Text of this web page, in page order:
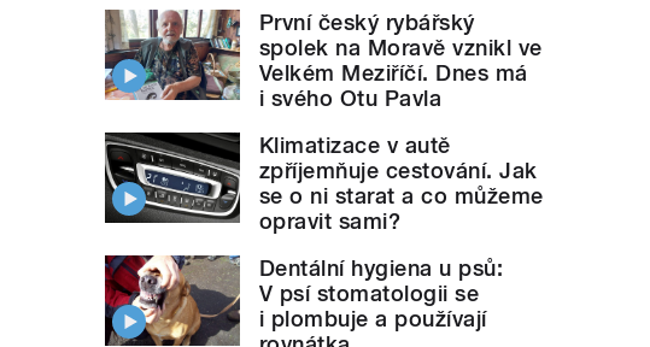
První český rybářský
spolek na Moravě vznikl ve
Velkém Meziříčí. Dnes má
i svého Otu Pavla
Klimatizace v autě
zpříjemňuje cestování. Jak
se o ni starat a co můžeme
opravit sami?
Dentální hygiena u psů:
V psí stomatologii se
i plombuje a používají